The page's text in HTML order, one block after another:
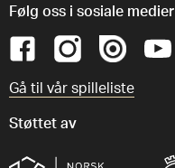
Følg oss i sosiale medier
Gå til vår spilleliste
Støttet av